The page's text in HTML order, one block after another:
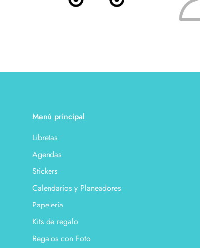
Menú principal
Libretas
Agendas
Stickers
Calendarios y Planeadores
Papelería
Kits de regalo
Regalos con Foto